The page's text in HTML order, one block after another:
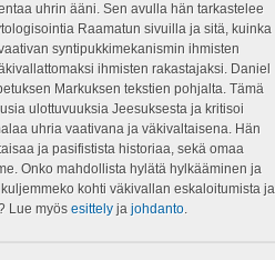
uhrin ääni. Sen avulla hän tarkastelee
Raamatun sivuilla ja sitä, kuinka
syntipukkimekanismin ihmisten
ihmisten rakastajaksi. Daniel
Markuksen tekstien pohjalta. Tämä
ulottuvuuksia Jeesuksesta ja kritisoi
uhria vaativana ja väkivaltaisena. Hän
ja pasifistista historiaa, sekä omaa
Onko mahdollista hylätä hylkääminen ja
kohti väkivallan eskaloitumista ja
Lue myös esittelyja johdanto.